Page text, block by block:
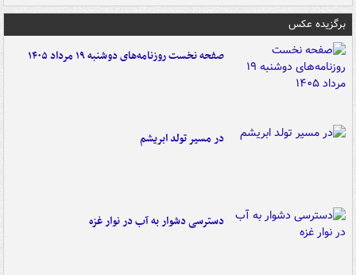
برگزیده عکس
صفحه نخست روزنامه‌های دوشنبه ۱۹ مرداد ۱۴۰۵
در مسیر تولد ابریشم
دسترسی دشوار به آب در نوار غزه